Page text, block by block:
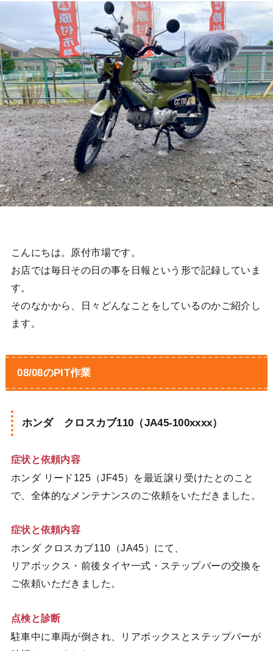
こんにちは。原付市場です。
お店では毎日その日の事を日報という形で記録していま
す。
そのなかから、日々どんなことをしているのかご紹介し
ます。
08/08のPIT作業
ホンダ クロスカブ110（JA45-100xxxx）
症状と依頼内容
ホンダ リード125（JF45）を最近譲り受けたとのこと
で、全体的なメンテナンスのご依頼をいただきました。
症状と依頼内容
ホンダ クロスカブ110（JA45）にて、
リアボックス・前後タイヤ一式・ステップバーの交換を
ご依頼いただきました。
点検と診断
駐車中に車両が倒され、リアボックスとステップバーが